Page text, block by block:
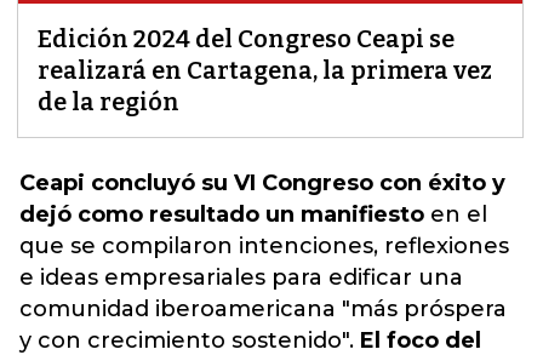
Edición 2024 del Congreso Ceapi se
realizará en Cartagena, la primera vez
de la región
Ceapi concluyó su VI Congreso con éxito y
dejó como resultado un manifiesto en el
que se compilaron intenciones, reflexiones
e ideas empresariales para edificar una
comunidad iberoamericana "más próspera
y con crecimiento sostenido". El foco del